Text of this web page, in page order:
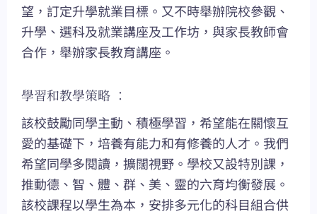
望，訂定升學就業目標。又不時舉辦院校參觀、
升學、選科及就業講座及工作坊，與家長教師會
合作，舉辦家長教育講座。
學習和教學策略 ：
該校鼓勵同學主動、積極學習，希望能在關懷互
愛的基礎下，培養有能力和有修養的人才。我們
希望同學多閱讀，擴闊視野。學校又設特別課，
推動德、智、體、群、美、靈的六育均衡發展。
該校課程以學生為本，安排多元化的科目組合供